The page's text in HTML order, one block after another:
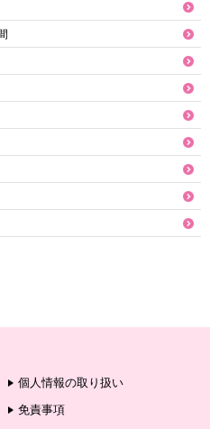
個人情報の取り扱い
免責事項